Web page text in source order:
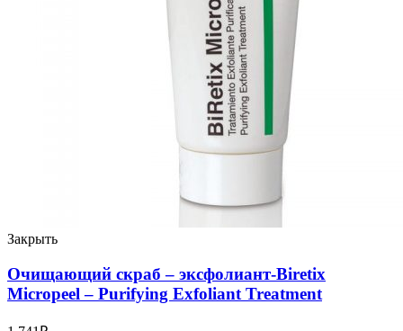
Закрыть
Очищающий скраб – эксфолиант-Biretix
Micropeel – Purifying Exfoliant Treatment